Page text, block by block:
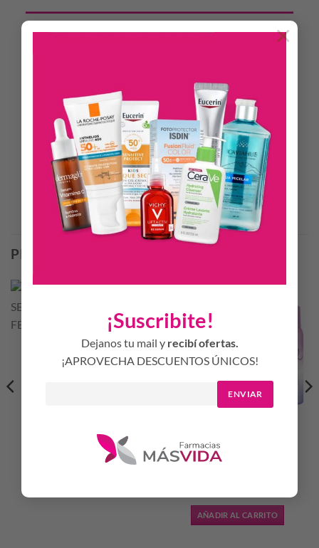
¡Suscribite!
Dejanos tu mail y recibí ofertas.
¡APROVECHA DESCUENTOS ÚNICOS!
ENVIAR
×
INFORMACIÓN ADICIONAL
El body splash Karina Rabolini perfuma suavemente la piel,
otorgando una sensación de frescura y bienestar a todo el
cuerpo.
Productos Relacionados
PRODUCTOS RELACIONADOS
WOMAN S ROUGE
SEDUCTION EDP 100 ML
DES 123ML FEM EST
AÑADIR AL CARRITO